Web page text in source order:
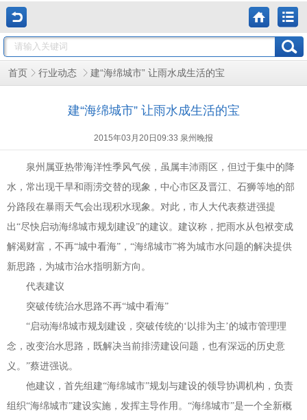
首页 行业动态 建“海绵城市” 让雨水成生活的宝
建“海绵城市” 让雨水成生活的宝
2015年03月20日09:33 泉州晚报
泉州属亚热带海洋性季风气侯，虽属丰沛雨区，但过于集中的降
水，常出现干旱和雨涝交替的现象，中心市区及晋江、石狮等地的部
分路段在暴雨天气会出现积水现象。 对此，市人大代表蔡进强提
出“尽快启动海绵城市规划建设”的建议。建议称，把雨水从包袱变成
解渴财富，不再“城中看海” ， “海绵城市”将为城市水问题的解决提供
新思路，为城市治水指明新方向。
代表建议
突破传统治水思路不再“城中看海”
“启动海绵城市规划建设，突破传统的‘ 以排为主’的城市管理理
念，改变治水思路，既解决当前排涝建设问题，也有深远的历史意
义。 ”蔡进强说。
他建议，首先组建“海绵城市”规划与建设的领导协调机构，负责
组织“海绵城市”建设实施，发挥主导作用。 “海绵城市”是一个全新概